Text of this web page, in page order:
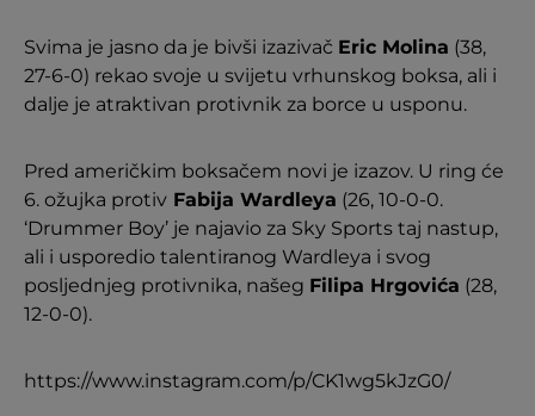
Svima je jasno da je bivši izazivač Eric Molina (38,
27-6-0) rekao svoje u svijetu vrhunskog boksa, ali i
dalje je atraktivan protivnik za borce u usponu.
Pred američkim boksačem novi je izazov. U ring će
6. ožujka protiv Fabija Wardleya (26, 10-0-0.
‘Drummer Boy’ je najavio za Sky Sports taj nastup,
ali i usporedio talentiranog Wardleya i svog
posljednjeg protivnika, našeg Filipa Hrgovića (28,
12-0-0).
https://www.instagram.com/p/CK1wg5kJzG0/